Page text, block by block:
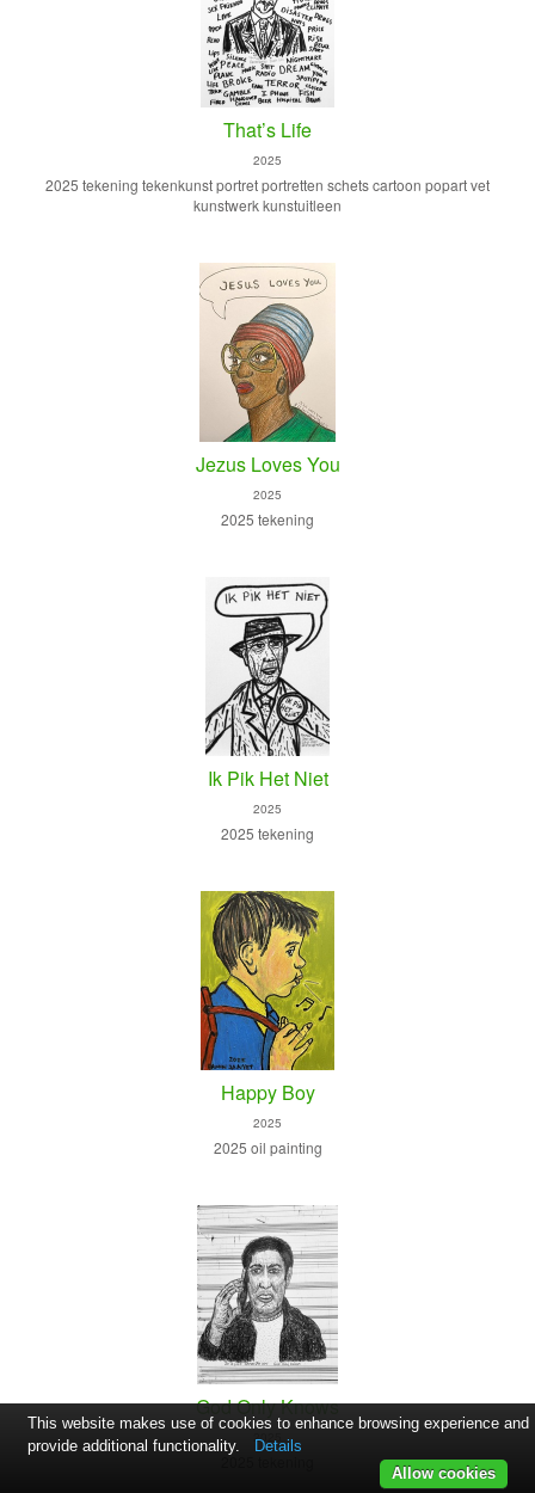
That’s Life
2025
2025 tekening tekenkunst portret portretten schets cartoon popart vet
kunstwerk kunstuitleen
Jezus Loves You
2025
2025 tekening
Ik Pik Het Niet
2025
2025 tekening
Happy Boy
2025
2025 oil painting
God Only Knows
2025
2025 tekening
This website makes use of cookies to enhance browsing experience and
provide additional functionality.
Details
Allow cookies